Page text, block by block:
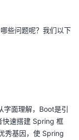
些问题呢？我们以下
面理解，Boot是引
快速搭建 Spring 框
秀基因，使 Spring